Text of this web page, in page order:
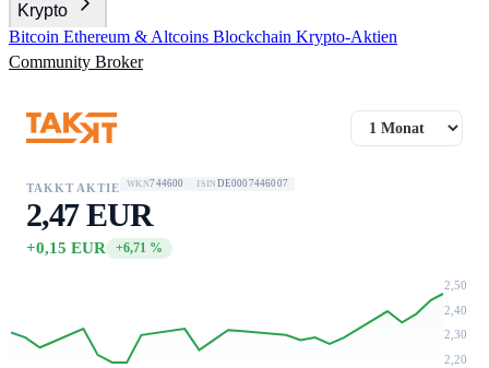
Krypto
Bitcoin Ethereum & Altcoins Blockchain Krypto-Aktien
Community Broker
TAKKT AKTIE WKN744600 ISIN DE0007446007
2,47 EUR
+0,15 EUR +6,71 %
2,50
2,40
2,30
2,20